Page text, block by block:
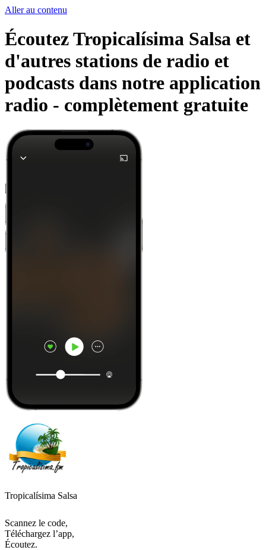
Aller au contenu
Écoutez Tropicalísima Salsa et
d'autres stations de radio et
podcasts dans notre application
radio - complètement gratuite
Tropicalísima Salsa
Scannez le code,
Téléchargez l’app,
Écoutez.